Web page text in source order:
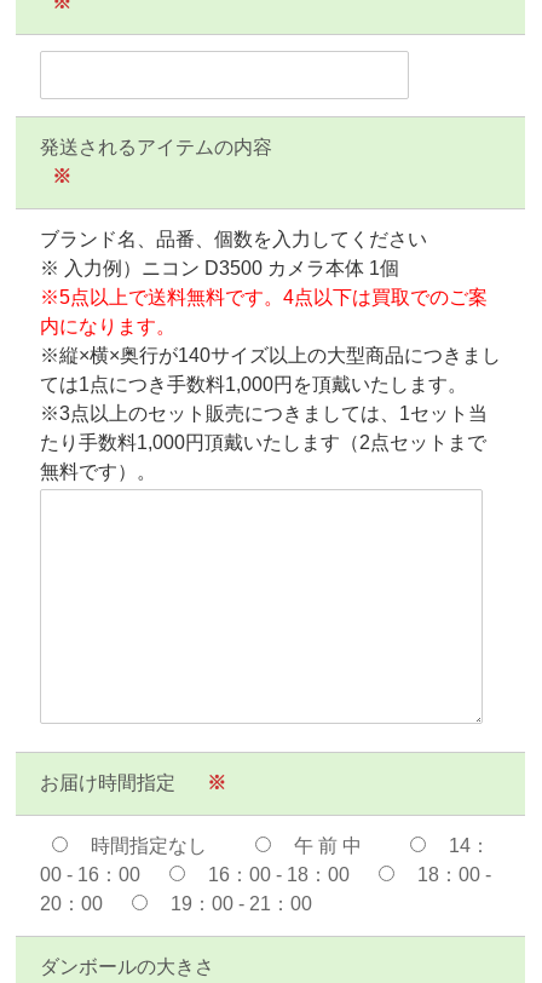
発送されるアイテムの内容
※
ブランド名、品番、個数を入力してください
※ 入力例）ニコン D3500 カメラ本体 1個
※5点以上で送料無料です。4点以下は買取でのご案
内になります。
※縦×横×奥行が140サイズ以上の大型商品につきまし
ては1点につき手数料1,000円を頂戴いたします。
※3点以上のセット販売につきましては、1セット当
たり手数料1,000円頂戴いたします（2点セットまで
無料です）。
お届け時間指定 ※
時間指定なし 午 前 中
14：
00 - 16：00
16：00 - 18：00
18：00 -
20：00
19：00 - 21：00
ダンボールの大きさ